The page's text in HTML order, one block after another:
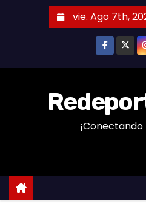
n
vie. Ago 7th,